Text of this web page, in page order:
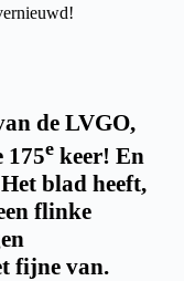
de LVGO,
175e keer! En
blad heeft,
flinke
fijne van.